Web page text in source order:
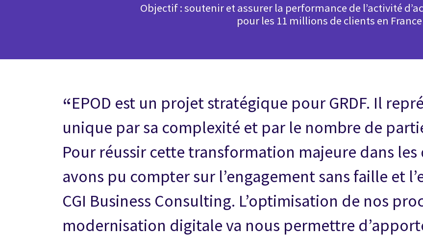
Objectif : soutenir et assurer la performance de l’activité
pour les 11 millions de clients en France
EPOD est un projet stratégique pour GRDF. Il
unique par sa complexité et par le nombre de
Pour réussir cette transformation majeure dans
avons pu compter sur l’engagement sans faille et
CGI Business Consulting. L’optimisation de nos
modernisation digitale va nous permettre